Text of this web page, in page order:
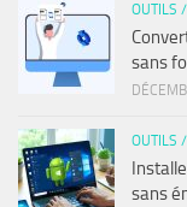
OUTILS
sans
OUTILS
sans